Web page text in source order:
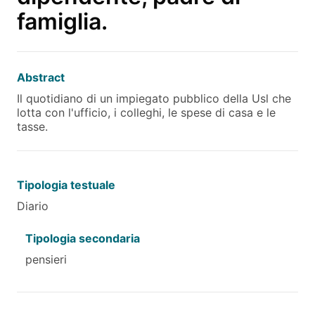
famiglia.
Abstract
Il quotidiano di un impiegato pubblico della Usl che
lotta con l'ufficio, i colleghi, le spese di casa e le
tasse.
Tipologia testuale
Diario
Tipologia secondaria
pensieri